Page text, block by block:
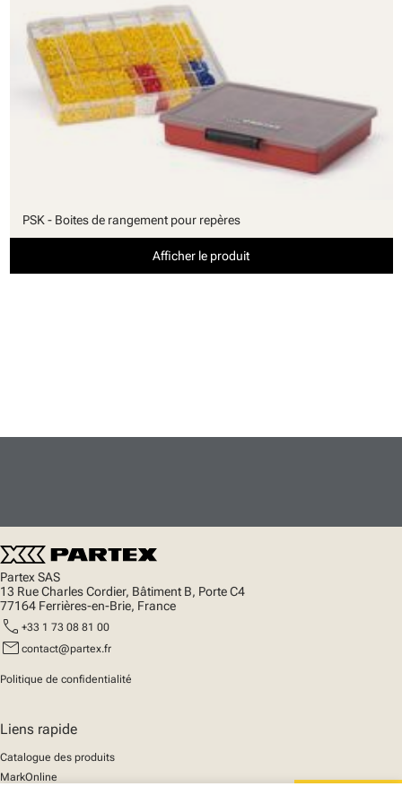
PSK - Boites de rangement pour repères
Afficher le produit
Partex SAS
13 Rue Charles Cordier, Bâtiment B, Porte C4
77164 Ferrières-en-Brie, France
call +33 1 73 08 81 00
mail contact@partex.fr
Politique de confidentialité
Liens rapide
Catalogue des produits
MarkOnline